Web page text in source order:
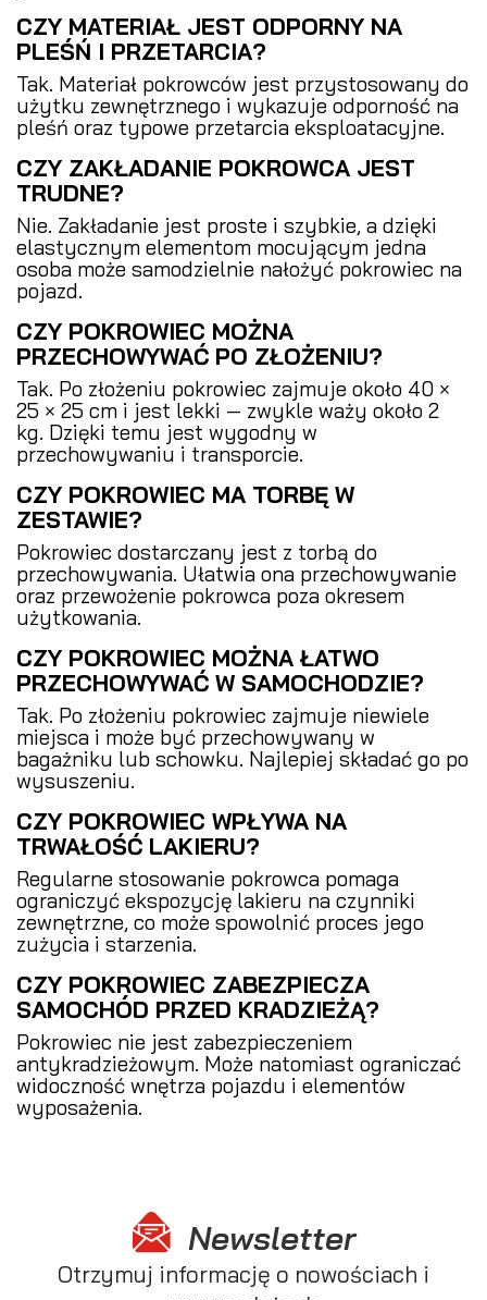
CZY MATERIAŁ JEST ODPORNY NA
PLEŚŃ I PRZETARCIA?
Tak. Materiał pokrowców jest przystosowany do
użytku zewnętrznego i wykazuje odporność na
pleśń oraz typowe przetarcia eksploatacyjne.
CZY ZAKŁADANIE POKROWCA JEST
TRUDNE?
Nie. Zakładanie jest proste i szybkie, a dzięki
elastycznym elementom mocującym jedna
osoba może samodzielnie nałożyć pokrowiec na
pojazd.
CZY POKROWIEC MOŻNA
PRZECHOWYWAĆ PO ZŁOŻENIU?
Tak. Po złożeniu pokrowiec zajmuje około 40 ×
25 × 25 cm i jest lekki — zwykle waży około 2
kg. Dzięki temu jest wygodny w
przechowywaniu i transporcie.
CZY POKROWIEC MA TORBĘ W
ZESTAWIE?
Pokrowiec dostarczany jest z torbą do
przechowywania. Ułatwia ona przechowywanie
oraz przewożenie pokrowca poza okresem
użytkowania.
CZY POKROWIEC MOŻNA ŁATWO
PRZECHOWYWAĆ W SAMOCHODZIE?
Tak. Po złożeniu pokrowiec zajmuje niewiele
miejsca i może być przechowywany w
bagażniku lub schowku. Najlepiej składać go po
wysuszeniu.
CZY POKROWIEC WPŁYWA NA
TRWAŁOŚĆ LAKIERU?
Regularne stosowanie pokrowca pomaga
ograniczyć ekspozycję lakieru na czynniki
zewnętrzne, co może spowolnić proces jego
zużycia i starzenia.
CZY POKROWIEC ZABEZPIECZA
SAMOCHÓD PRZED KRADZIEŻĄ?
Pokrowiec nie jest zabezpieczeniem
antykradzieżowym. Może natomiast ograniczać
widoczność wnętrza pojazdu i elementów
wyposażenia.
Newsletter
Otrzymuj informację o nowościach i